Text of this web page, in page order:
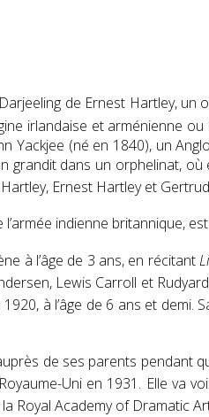
de Ernest Hartley,
irlandaise et arménienne ou
Yackjee (né en 1840), un
grandit dans un orphelinat,
Ernest Hartley et
indienne britannique,
à l’âge de 3 ans, en récitant
Lewis Carroll et
1920, à l’âge de 6 ans et demi.
de ses parents pendant
Uni en 1931. Elle va
Royal Academy of Dramatic